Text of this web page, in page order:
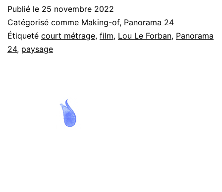
Lou
Le
Publié le 25 novembre 2022
Catégorisé comme Making-of, Panorama 24
Étiqueté court métrage, film, Lou Le Forban, Panorama
24, paysage